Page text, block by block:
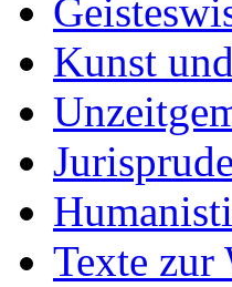
Kunst
Texte zur